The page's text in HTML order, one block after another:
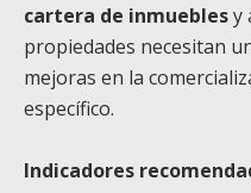
cartera de inmueblesy
propiedades necesitan
mejoras en la
específico.
Indicadores